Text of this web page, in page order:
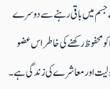
جسم میں باقی رہنے سے دوسرے
محفوظ رکھنے کی خاطر اس عضو
اور معاشرے کی زندگی ہے۔